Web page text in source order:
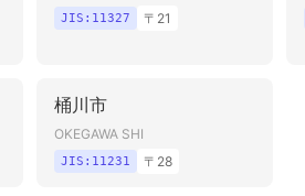
JIS: 11327 〒 21
桶川市
OKEGAWA SHI
JIS: 11231 〒 28